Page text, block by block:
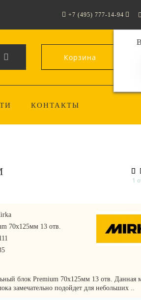
+7 (495) 777-14-94
Корзина
КОНТАКТЫ
1
70х125мм 13 отв.
блок Premium 70х125мм 13 отв. Данная
замечательно подойдет для небольших ..